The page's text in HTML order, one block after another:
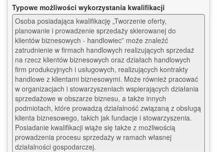
Typowe możliwości wykorzystania kwalifikacji
Osoba posiadająca kwalifikację „Tworzenie oferty,
planowanie i prowadzenie sprzedaży skierowanej do
klientów biznesowych - handlowiec” może znaleźć
zatrudnienie w firmach handlowych realizujących sprzedaż
na rzecz klientów biznesowych oraz działach handlowych
firm produkcyjnych i usługowych, realizujących kontrakty
handlowe z klientami biznesowymi. Może również pracować
w organizacjach i stowarzyszeniach wspierających działania
sprzedażowe w obszarze biznesu, a także innych
podmiotach, które prowadzą działalność związaną z obsługą
klienta biznesowego, takich jak fundacje i stowarzyszenia.
Posiadanie kwalifikacji wiąże się także z możliwością
prowadzenia procesu sprzedaży w ramach własnej
działalności gospodarczej.